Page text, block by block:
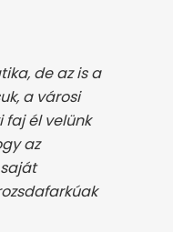
de az is a
a városi
faj él velünk
az